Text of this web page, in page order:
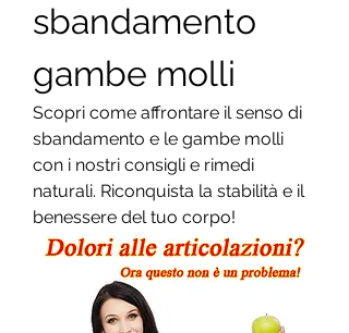
sbandamento
gambe molli
Scopri come affrontare il senso di
sbandamento e le gambe molli
con i nostri consigli e rimedi
naturali. Riconquista la stabilità e il
benessere del tuo corpo!